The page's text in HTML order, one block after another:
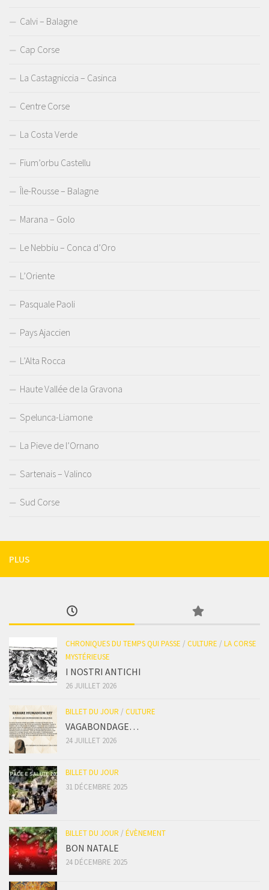
Calvi – Balagne
Cap Corse
La Castagniccia – Casinca
Centre Corse
La Costa Verde
Fium’orbu Castellu
Île-Rousse – Balagne
Marana – Golo
Le Nebbiu – Conca d’Oro
L’Oriente
Pasquale Paoli
Pays Ajaccien
L’Alta Rocca
Haute Vallée de la Gravona
Spelunca-Liamone
La Pieve de l’Ornano
Sartenais – Valinco
Sud Corse
PLUS
CHRONIQUES DU TEMPS QUI PASSE / CULTURE / LA CORSE
MYSTÉRIEUSE
I NOSTRI ANTICHI
26 JUILLET 2026
BILLET DU JOUR / CULTURE
VAGABONDAGE…
24 JUILLET 2026
BILLET DU JOUR
31 DÉCEMBRE 2025
BILLET DU JOUR / ÉVÈNEMENT
BON NATALE
24 DÉCEMBRE 2025